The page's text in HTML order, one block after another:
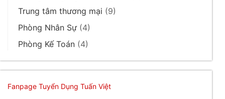
Trung tâm thương mại (9)
Phòng Nhân Sự(4)
Phòng Kế Toán (4)
Fanpage Tuyển Dụng Tuấn Việt